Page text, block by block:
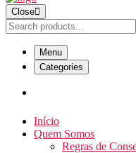
Close
Menu
Categories
Início
Quem Somos
Regras de